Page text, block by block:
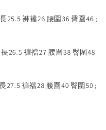
25.5 褲襠26 腰圍36 臀圍46 ;
26.5 褲襠27 腰圍38 臀圍48
27.5 褲襠28 腰圍40 臀圍50 ;